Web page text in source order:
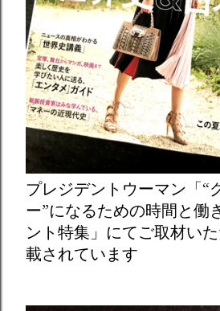
プレジデントウーマン「“
ー”になるための時間と働
ント特集」にてご取材い
載されています